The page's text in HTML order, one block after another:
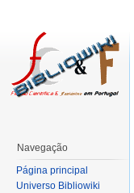
Navegação
Página principal
Universo Bibliowiki